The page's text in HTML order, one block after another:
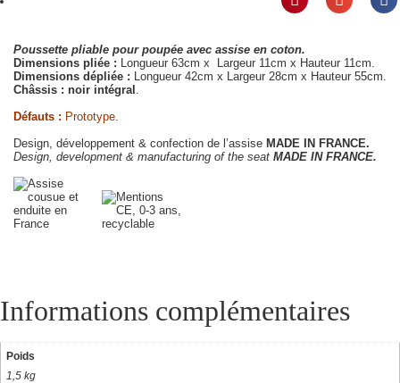
Poussette pliable pour poupée avec assise en coton.
Dimensions pliée : Longueur 63cm x Largeur 11cm x Hauteur 11cm.
Dimensions dépliée : Longueur 42cm x Largeur 28cm x Hauteur 55cm.
Châssis : noir intégral .
Défauts : Prototype.
Design, développement & confection de l’assise MADE IN FRANCE.
Design, development & manufacturing of the seat MADE IN FRANCE.
Informations complémentaires
Poids
1,5 kg